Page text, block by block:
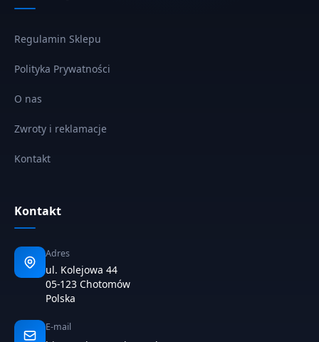
Regulamin Sklepu
Polityka Prywatności
O nas
Zwroty i reklamacje
Kontakt
Kontakt
Adres
ul. Kolejowa 44
05-123 Chotomów
Polska
E-mail